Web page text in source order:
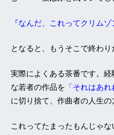
『なんだ、これってクリムゾ
となると、もうそこで終わり
実際によくある茶番です。経
な若者の作品を 「それはあれ
に切り捨て、作曲者の人生の
これってたまったもんじゃ